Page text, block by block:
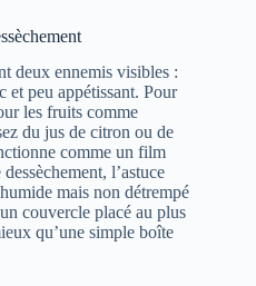
deux ennemis visibles :
et peu appétissant. Pour
les fruits comme
du jus de citron ou de
comme un film
l’astuce
mais non détrempé
couvercle placé au plus
qu’une simple boîte